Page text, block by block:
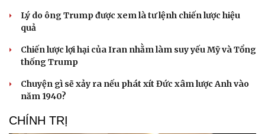
Lý do ông Trump được xem là tư lệnh chiến lược hiệu
quả
Chiến lược lợi hại của Iran nhằm làm suy yếu Mỹ và Tổng
thống Trump
Chuyện gì sẽ xảy ra nếu phát xít Đức xâm lược Anh vào
năm 1940?
CHÍNH TRỊ